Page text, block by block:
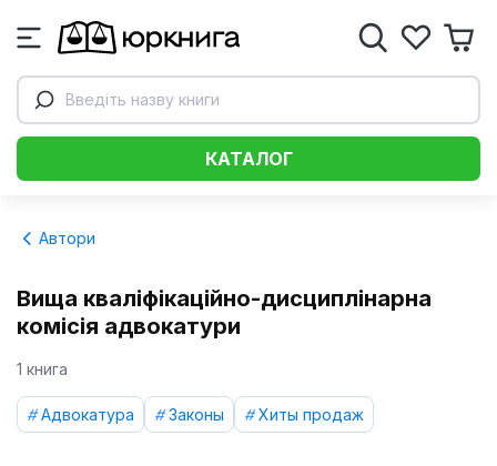
Введіть назву книги
КАТАЛОГ
Автори
Вища кваліфікаційно-дисциплінарна
комісія адвокатури
1 книга
Адвокатура Законы Хиты продаж